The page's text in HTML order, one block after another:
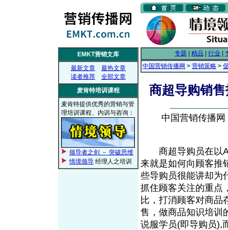
EMKT营销文库
最新文章
最热文章
读者推荐
全部文章
麦肯特培训课程
麦肯特提供优秀的营销与管
理培训课程、内训与咨询：
领导者之剑 － 突破思维
情境领导 经理人之培训
专题 精品 行业
中国营销传播网 > 营销策略 >
商超导购销
中国营销传播
商超导购员在以
来就是如何向顾客推
些导购员很能讲却为
抓住顾客关注的重点
比，打消顾客对商品
售，做商品知识培训
说服学员(即导购员),